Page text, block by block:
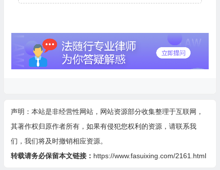
声明：本站是非经营性网站，网站资源部分收集整理于互联网，
其著作权归原作者所有，如果有侵犯您权利的资源，请联系我
们，我们将及时撤销相应资源。
转载请务必保留本文链接： https://www.fasuixing.com/2161.html